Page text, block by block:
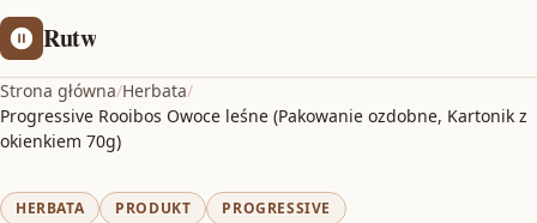
Rutw
Strona główna/Herbata/
Progressive Rooibos Owoce leśne (Pakowanie ozdobne, Kartonik z
okienkiem 70g)
HERBATA PRODUKT PROGRESSIVE